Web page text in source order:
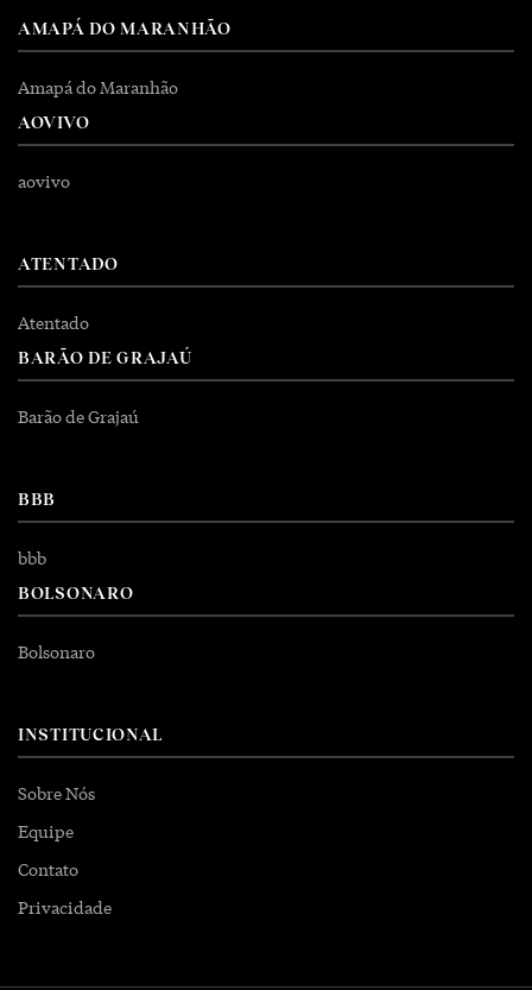
AMAPÁ DO MARANHÃO
Amapá do Maranhão
AOVIVO
aovivo
ATENTADO
Atentado
BARÃO DE GRAJAÚ
Barão de Grajaú
BBB
bbb
BOLSONARO
Bolsonaro
INSTITUCIONAL
Sobre Nós
Equipe
Contato
Privacidade